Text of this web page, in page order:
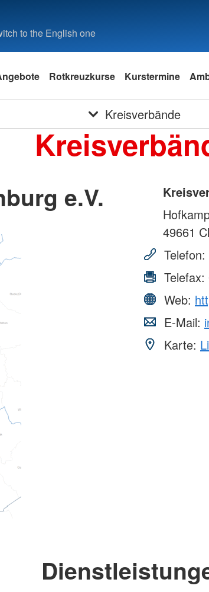
to the English one
Rotkreuzkurse Kurstermine
Kreisverbände
e.V.
49661
Telefon:
Telefax:
Web:
E-Mail:
Karte: